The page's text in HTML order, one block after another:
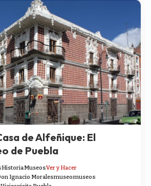
de Alfeñique: El
de Puebla
HistoriaMuseosVer y Hacer
Ignacio Moralesmuseomuseos